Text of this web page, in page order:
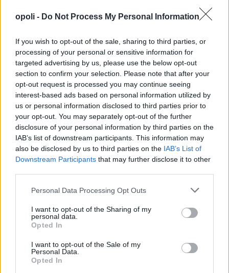
opoli - Do Not Process My Personal Information
If you wish to opt-out of the sale, sharing to third parties, or
processing of your personal or sensitive information for
targeted advertising by us, please use the below opt-out
section to confirm your selection. Please note that after your
opt-out request is processed you may continue seeing
interest-based ads based on personal information utilized by
us or personal information disclosed to third parties prior to
your opt-out. You may separately opt-out of the further
disclosure of your personal information by third parties on the
IAB’s list of downstream participants. This information may
also be disclosed by us to third parties on the IAB’s List of
Downstream Participants that may further disclose it to other
Personal Data Processing Opt Outs
I want to opt-out of the Sharing of my
personal data.
Opted In
I want to opt-out of the Sale of my
Personal Data.
Opted In